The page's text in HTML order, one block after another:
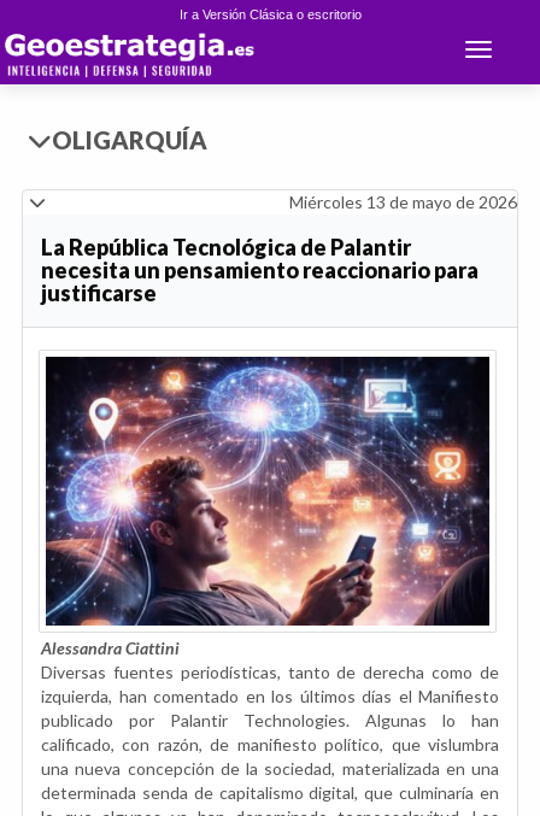
Ir a Versión Clásica o escritorio
Toggle
OLIGARQUÍA
Miércoles 13 de mayo de 2026
La República Tecnológica de Palantir
necesita un pensamiento reaccionario para
justificarse
Alessandra Ciattini
Diversas fuentes periodísticas, tanto de derecha como de
izquierda, han comentado en los últimos días el Manifiesto
publicado por Palantir Technologies. Algunas lo han
calificado, con razón, de manifiesto político, que vislumbra
una nueva concepción de la sociedad, materializada en una
determinada senda de capitalismo digital, que culminaría en